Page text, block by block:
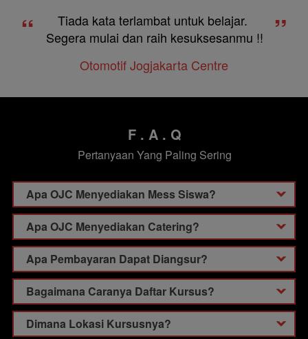
“
Tiada kata terlambat untuk belajar.
Segera mulai dan raih kesuksesanmu !!
”
Otomotif Jogjakarta Centre
F . A . Q
Pertanyaan Yang Paling Sering
Apa OJC Menyediakan Mess Siswa?
Apa OJC Menyediakan Catering?
Apa Pembayaran Dapat Diangsur?
Bagaimana Caranya Daftar Kursus?
Dimana Lokasi Kursusnya?